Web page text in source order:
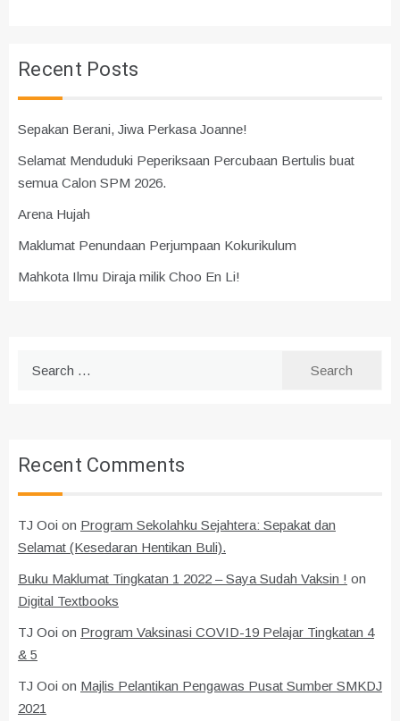
Recent Posts
Sepakan Berani, Jiwa Perkasa Joanne!
Selamat Menduduki Peperiksaan Percubaan Bertulis buat
semua Calon SPM 2026.
Arena Hujah
Maklumat Penundaan Perjumpaan Kokurikulum
Mahkota Ilmu Diraja milik Choo En Li!
Recent Comments
TJ Ooi on Program Sekolahku Sejahtera: Sepakat dan
Selamat (Kesedaran Hentikan Buli).
Buku Maklumat Tingkatan 1 2022 – Saya Sudah Vaksin ! on
Digital Textbooks
TJ Ooi on Program Vaksinasi COVID-19 Pelajar Tingkatan 4
& 5
TJ Ooi on Majlis Pelantikan Pengawas Pusat Sumber SMKDJ
2021